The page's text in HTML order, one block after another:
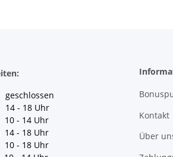
- 18 Uhr
- 14 Uhr
14 - 18 Uhr
- 18 Uhr
Kontakt
Über